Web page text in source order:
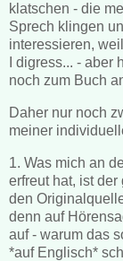
klatschen - die
Sprech klingen
interessieren,
I digress... -
noch zum Buch
Daher nur noch
meiner
1. Was mich an
erfreut hat, ist
den
denn auf
auf - warum das
*auf Englisch*